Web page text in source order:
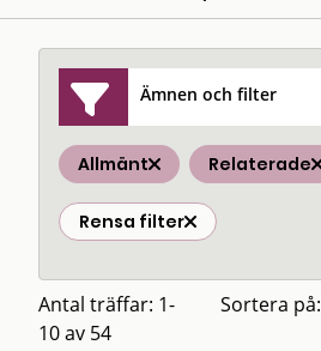
Ämnen och filter
Allmänt Relaterade
Rensa filter
Antal träffar: 1-
10 av 54
Sortera på: